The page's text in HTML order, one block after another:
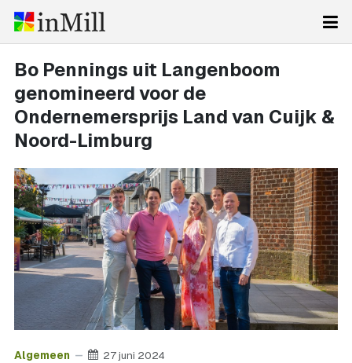
Bo Pennings uit Langenboom
genomineerd voor de
Ondernemersprijs Land van Cuijk &
Noord-Limburg
Algemeen 27 juni 2024